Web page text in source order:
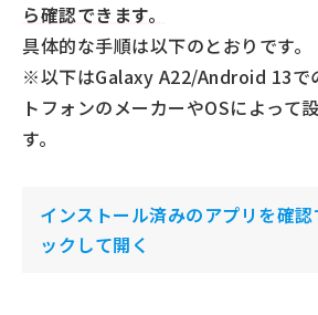
ら確認できます。
具体的な手順は以下のとおりです。
※以下はGalaxy A22/Android 13で
トフォンのメーカーやOSによって
す。
インストール済みのアプリを確
ックして開く